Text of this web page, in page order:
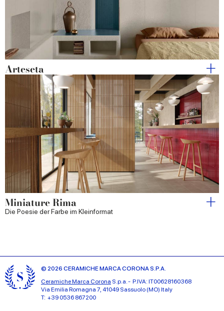
Arteseta
Miniature Rima
Die Poesie der Farbe im Kleinformat
© 2026 CERAMICHE MARCA CORONA S.P.A.
Ceramiche Marca Corona S.p.a. - P.IVA: IT00628160368
Via Emilia Romagna 7, 41049 Sassuolo (MO) Italy
T: +39 0536 867200